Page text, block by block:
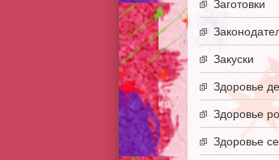
Заготовки
Закуски
Здоровье
Здоровье
Здоровье